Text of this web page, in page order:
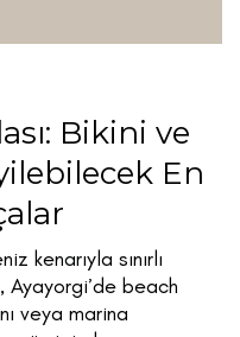
Bikini ve
En
kenarıyla sınırlı
Ayayorgi’de beach
veya marina